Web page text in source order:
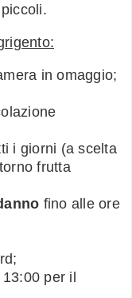
in omaggio;
i giorni (a scelta
frutta
fino alle ore
per il